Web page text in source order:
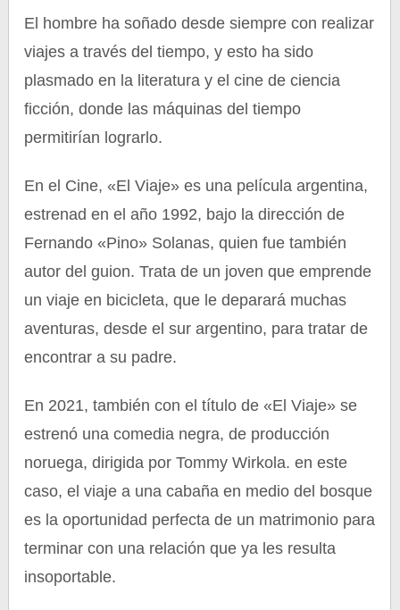
El hombre ha soñado desde siempre con realizar
viajes a través del tiempo, y esto ha sido
plasmado en la literatura y el cine de ciencia
ficción, donde las máquinas del tiempo
permitirían lograrlo.
En el Cine, «El Viaje» es una película argentina,
estrenad en el año 1992, bajo la dirección de
Fernando «Pino» Solanas, quien fue también
autor del guion. Trata de un joven que emprende
un viaje en bicicleta, que le deparará muchas
aventuras, desde el sur argentino, para tratar de
encontrar a su padre.
En 2021, también con el título de «El Viaje» se
estrenó una comedia negra, de producción
noruega, dirigida por Tommy Wirkola. en este
caso, el viaje a una cabaña en medio del bosque
es la oportunidad perfecta de un matrimonio para
terminar con una relación que ya les resulta
insoportable.